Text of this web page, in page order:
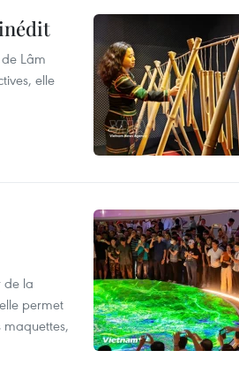
Lâm
elle
de la
permet